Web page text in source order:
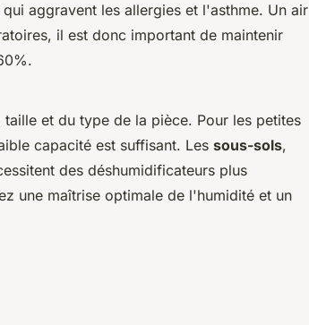
aggravent les allergies et l'asthme. Un air
il est donc important de maintenir
et du type de la pièce. Pour les petites
capacité est suffisant. Les sous-sols,
des déshumidificateurs plus
une maîtrise optimale de l'humidité et un